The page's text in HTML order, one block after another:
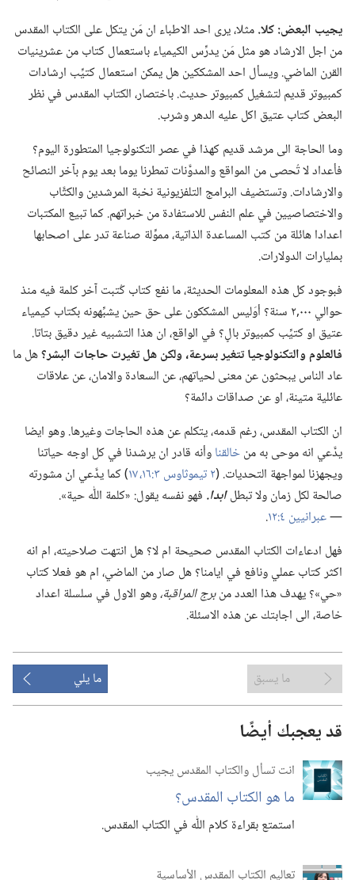
يجيب البعض:‏ كلا.‏مثلا،‏ يرى احد الاطباء ان مَن يتكل على الكتاب المقدس
من اجل الارشاد هو مثل مَن يدرِّس الكيمياء باستعمال كتاب من عشرينيات
القرن الماضي.‏ ويسأل احد المشككين هل يمكن استعمال كتيِّب ارشادات
كمبيوتر قديم لتشغيل كمبيوتر حديث.‏ باختصار،‏ الكتاب المقدس في نظر
البعض كتاب عتيق اكل عليه الدهر وشرب.‏
وما الحاجة الى مرشد قديم كهذا في عصر التكنولوجيا المتطورة اليوم؟‏
فأعداد لا تُحصى من المواقع والمدوَّنات تمطرنا يوما بعد يوم بآ‌خر النصائح
والارشادات.‏ وتستضيف البرامج التلفزيونية نخبة المرشدين والكتَّاب
والاختصاصيين في علم النفس للاستفادة من خبراتهم.‏ كما تبيع المكتبات
اعدادا هائلة من كتب المساعدة الذاتية،‏ مموِّلة صناعة تدر على اصحابها
بمليارات الدولارات.‏
فبوجود كل هذه المعلومات الحديثة،‏ ما نفع كتاب كُتبت آخر كلمة فيه منذ
حوالي ٠٠٠‏,٢ سنة؟‏ أوَليس المشككون على حق حين يشبِّهونه بكتاب كيمياء
عتيق او كتيِّب كمبيوتر بالٍ؟‏ في الواقع،‏ ان هذا التشبيه غير دقيق بتاتا.‏
فالعلوم والتكنولوجيا تتغير بسرعة،‏ ولكن هل تغيرت حاجات البشر؟‏هل ما
عاد الناس يبحثون عن معنى لحياتهم،‏ عن السعادة والامان،‏ عن علاقات
عائلية متينة،‏ او عن صداقات دائمة؟‏
ان الكتاب المقدس،‏ رغم قدمه،‏ يتكلم عن هذه الحاجات وغيرها.‏ وهو ايضا
يدَّعي انه موحى به منخالقناوأنه قادر ان يرشدنا في كل اوجه حياتنا
ويجهزنا لمواجهة التحديات.‏ (‏٢ تيموثاوس ٣:‏١٦،‏ ١٧
‏)‏ كما يدَّعي ان مشورته
صالحة لكل زمان ولا تبطلابدا.‏ فهو نفسه يقول:‏ «كلمة اللّٰه حية».‏
—‏عبرانيين ٤:‏١٢
‏.‏
فهل ادعاءات الكتاب المقدس صحيحة ام لا؟‏ هل انتهت صلاحيته،‏ ام انه
اكثر كتاب عملي ونافع في ايامنا؟‏ هل صار من الماضي،‏ ام هو فعلا كتاب
«حي»؟‏ يهدف هذا العدد منبرج المراقبة،‏وهو الاول في سلسلة اعداد
خاصة،‏ الى اجابتك عن هذه الاسئلة.‏
ما يسبق ما يلي
قد يعجبك أيضًا
انت تسأل والكتاب المقدس يجيب
ما هو الكتاب المقدس؟‏
استمتع بقراءة كلام اللّٰه في الكتاب المقدس.‏
تعاليم الكتاب المقدس الأساسية